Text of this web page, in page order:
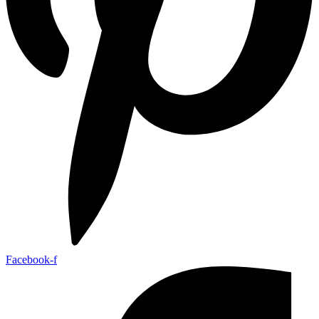
Facebook-f